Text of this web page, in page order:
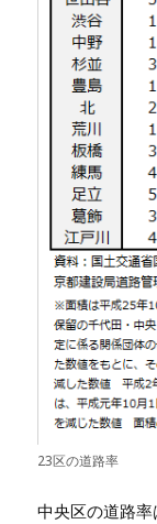
23区の道路率
中央区の道路